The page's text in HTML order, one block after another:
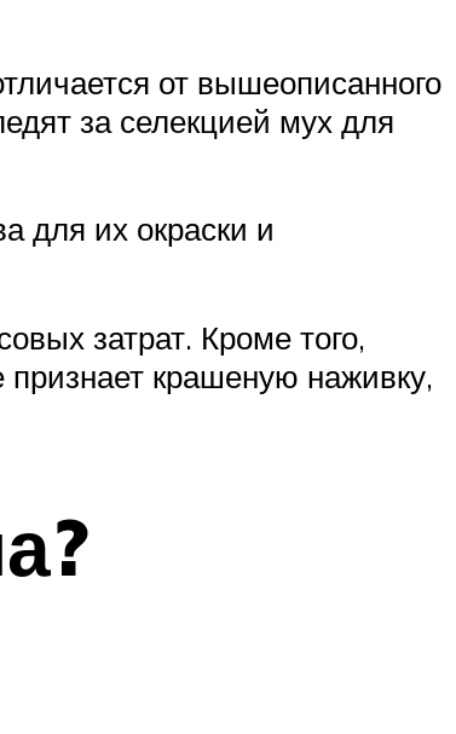
от вышеописанного
за селекцией мух для
для их окраски и
затрат. Кроме того,
признает крашеную наживку,